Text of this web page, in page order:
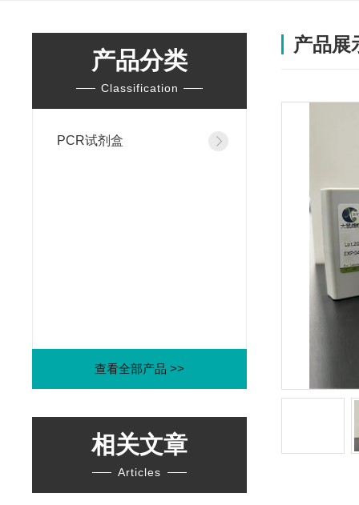
产品分类
Classification
PCR试剂盒
查看全部产品 >>
相关文章
Articles
产品展